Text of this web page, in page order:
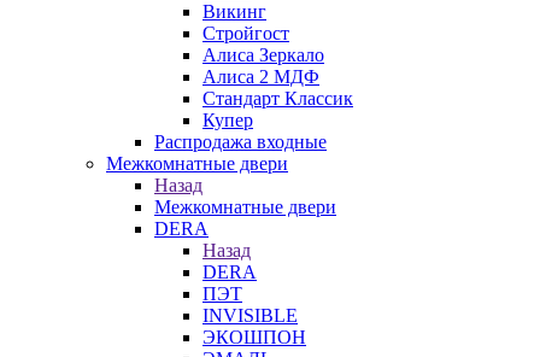
Викинг
Стройгост
Алиса Зеркало
Алиса 2 МДФ
Стандарт Классик
Купер
Распродажа входные
Межкомнатные двери
Назад
Межкомнатные двери
DERA
Назад
DERA
ПЭТ
INVISIBLE
ЭКОШПОН